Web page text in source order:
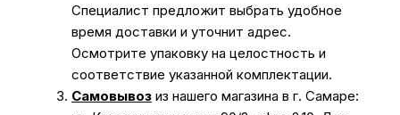
Специалист предложит выбрать удобное
время доставки и уточнит адрес.
Осмотрите упаковку на целостность и
соответствие указанной комплектации.
Самовывоз из нашего магазина в г. Самаре: